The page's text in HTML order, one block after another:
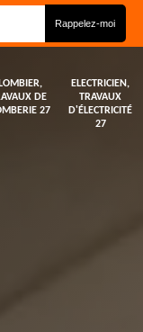
DE
27
ELECTRICIEN,
TRAVAUX
D'ÉLECTRICITÉ
27